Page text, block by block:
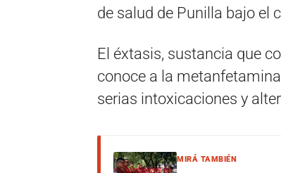
de salud de Punilla bajo el
El éxtasis, sustancia que
conoce a la
serias intoxicaciones y
MIRÁ TAMBIÉN